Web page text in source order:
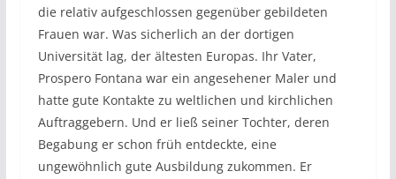
die relativ aufgeschlossen gegenüber gebildeten
Frauen war. Was sicherlich an der dortigen
Universität lag, der ältesten Europas. Ihr Vater,
Prospero Fontana war ein angesehener Maler und
hatte gute Kontakte zu weltlichen und kirchlichen
Auftraggebern. Und er ließ seiner Tochter, deren
Begabung er schon früh entdeckte, eine
ungewöhnlich gute Ausbildung zukommen. Er